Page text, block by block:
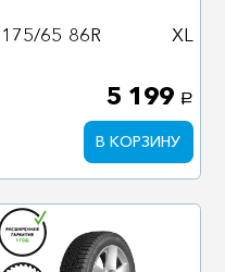
175/65 86R XL
5 199 a
В КОРЗИНУ